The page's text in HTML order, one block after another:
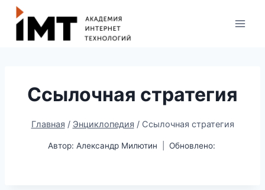
Ссылочная стратегия
Главная / Энциклопедия / Ссылочная стратегия
Автор: Александр Милютин Обновлено: